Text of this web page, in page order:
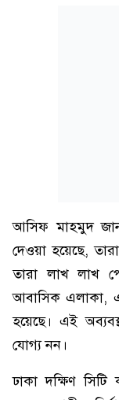
আসিফ মাহমুদ
দেওয়া হয়েছে,
তারা লাখ লাখ
আবাসিক এলাকা,
হয়েছে। এই
যোগ্য নন।
ঢাকা দক্ষিণ সিটি